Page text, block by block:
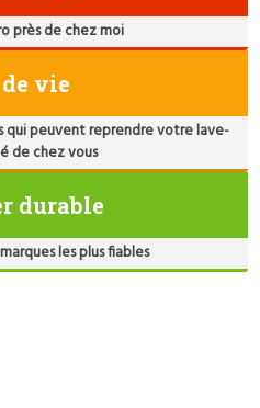
près de chez moi
vie
qui peuvent reprendre votre lave-
de chez vous
durable
les plus fiables